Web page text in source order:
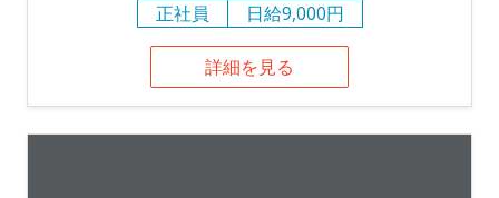
正社員
日給9,000円
詳細を見る